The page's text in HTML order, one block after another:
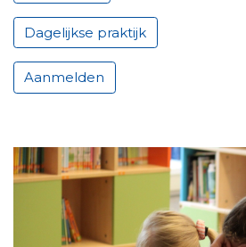
Dagelijkse praktijk
Aanmelden